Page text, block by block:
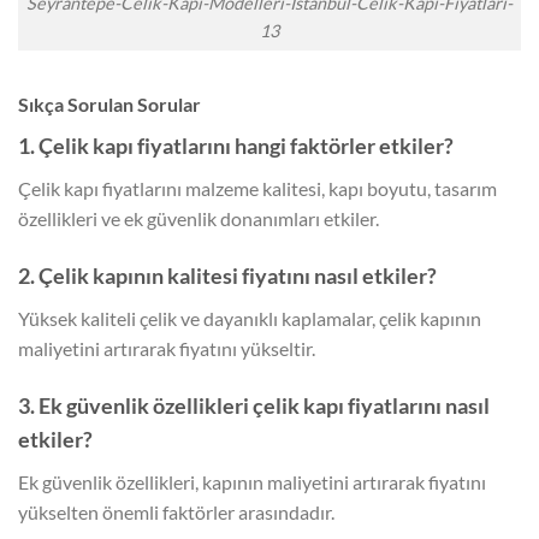
13
Sıkça Sorulan Sorular
1. Çelik kapı fiyatlarını hangi faktörler etkiler?
Çelik kapı fiyatlarını malzeme kalitesi, kapı boyutu, tasarım
özellikleri ve ek güvenlik donanımları etkiler.
2. Çelik kapının kalitesi fiyatını nasıl etkiler?
Yüksek kaliteli çelik ve dayanıklı kaplamalar, çelik kapının
maliyetini artırarak fiyatını yükseltir.
3. Ek güvenlik özellikleri çelik kapı fiyatlarını nasıl
etkiler?
Ek güvenlik özellikleri, kapının maliyetini artırarak fiyatını
yükselten önemli faktörler arasındadır.